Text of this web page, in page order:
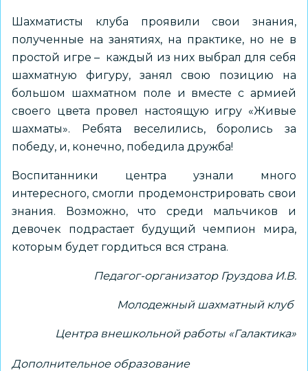
Шахматисты клуба проявили свои знания,
полученные на занятиях, на практике, но не в
простой игре – каждый из них выбрал для себя
шахматную фигуру, занял свою позицию на
большом шахматном поле и вместе с армией
своего цвета провел настоящую игру «Живые
шахматы». Ребята веселились, боролись за
победу, и, конечно, победила дружба!
Воспитанники центра узнали много
интересного, смогли продемонстрировать свои
знания. Возможно, что среди мальчиков и
девочек подрастает будущий чемпион мира,
которым будет гордиться вся страна.
Педагог-организатор Груздова И.В.
Молодежный шахматный клуб
Центра внешкольной работы «Галактика»
Дополнительное образование